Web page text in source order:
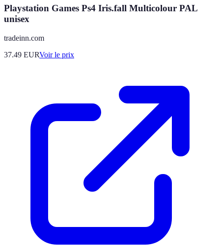
Playstation Games Ps4 Iris.fall Multicolour PAL
unisex
tradeinn.com
37.49 EURVoir le prix